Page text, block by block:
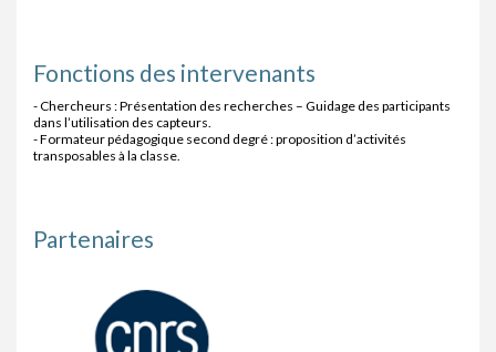
Fonctions des intervenants
- Chercheurs : Présentation des recherches – Guidage des participants
dans l’utilisation des capteurs.
- Formateur pédagogique second degré : proposition d’activités
transposables à la classe.
Partenaires